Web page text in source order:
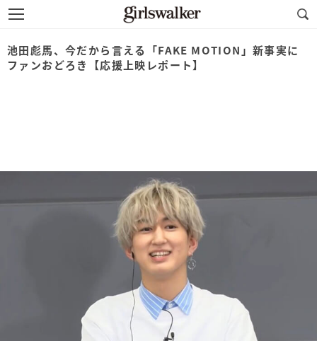
池田彪馬、今だから言える「FAKE MOTION」新事実に
ファンおどろき【応援上映レポート】